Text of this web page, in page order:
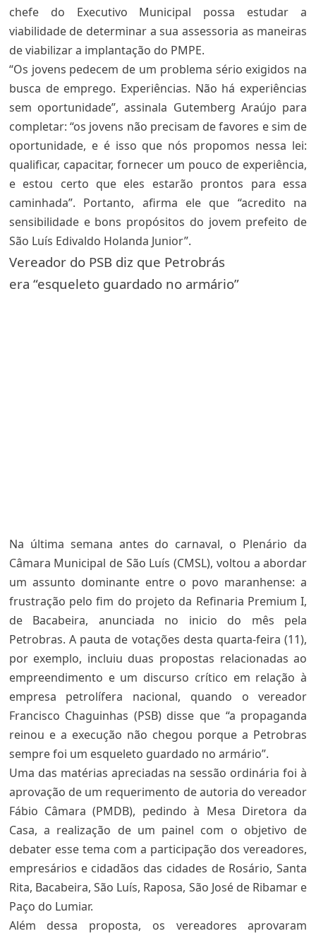
chefe do Executivo Municipal possa estudar a
viabilidade de determinar a sua assessoria as maneiras
de viabilizar a implantação do PMPE.
“Os jovens pedecem de um problema sério exigidos na
busca de emprego. Experiências. Não há experiências
sem oportunidade”, assinala Gutemberg Araújo para
completar: “os jovens não precisam de favores e sim de
oportunidade, e é isso que nós propomos nessa lei:
qualificar, capacitar, fornecer um pouco de experiência,
e estou certo que eles estarão prontos para essa
caminhada”. Portanto, afirma ele que “acredito na
sensibilidade e bons propósitos do jovem prefeito de
São Luís Edivaldo Holanda Junior”.
Vereador do PSB diz que Petrobrás
era “esqueleto guardado no armário”
Na última semana antes do carnaval, o Plenário da
Câmara Municipal de São Luís (CMSL), voltou a abordar
um assunto dominante entre o povo maranhense: a
frustração pelo fim do projeto da Refinaria Premium I,
de Bacabeira, anunciada no inicio do mês pela
Petrobras. A pauta de votações desta quarta-feira (11),
por exemplo, incluiu duas propostas relacionadas ao
empreendimento e um discurso crítico em relação à
empresa petrolífera nacional, quando o vereador
Francisco Chaguinhas (PSB) disse que “a propaganda
reinou e a execução não chegou porque a Petrobras
sempre foi um esqueleto guardado no armário”.
Uma das matérias apreciadas na sessão ordinária foi à
aprovação de um requerimento de autoria do vereador
Fábio Câmara (PMDB), pedindo à Mesa Diretora da
Casa, a realização de um painel com o objetivo de
debater esse tema com a participação dos vereadores,
empresários e cidadãos das cidades de Rosário, Santa
Rita, Bacabeira, São Luís, Raposa, São José de Ribamar e
Paço do Lumiar.
Além dessa proposta, os vereadores aprovaram